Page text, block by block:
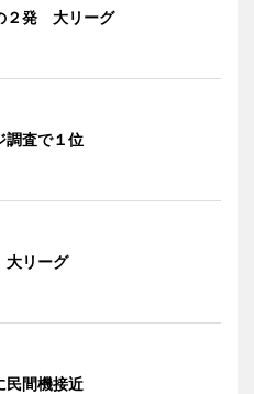
２発 大リーグ
調査で１位
リーグ
民間機接近